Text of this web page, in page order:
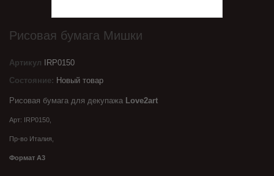
Рисовая бумага Мишки
Артикул
IRP0150
Состояние: Новый товар
Рисовая бумага для декупажа Love2art
Арт: IRP0150,
Пр-во Италия,
Формат А3